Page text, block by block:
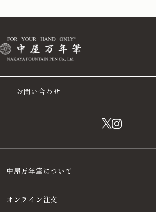
お問い合わせ
中屋万年筆について
オンライン注文